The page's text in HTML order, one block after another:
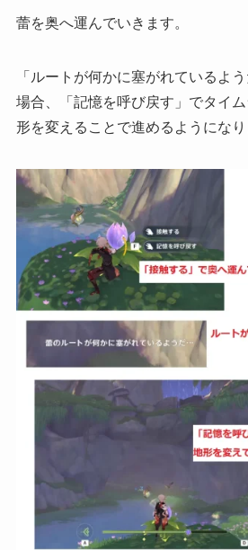
蕾を奥へ運んでいきます。
「ルートが何かに塞がれているよ
場合、「記憶を呼び戻す」でタイ
形を変えることで進めるようになり